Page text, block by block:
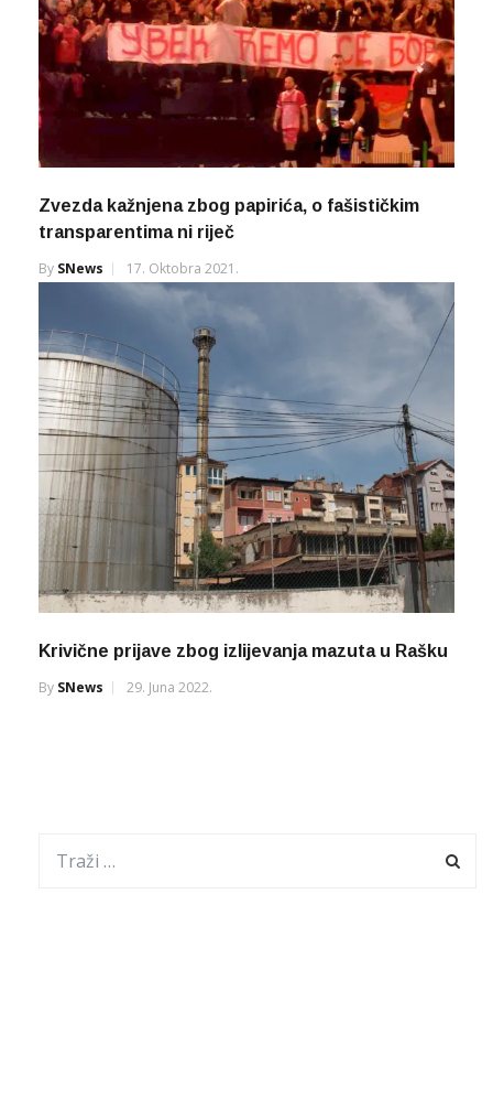
Zvezda kažnjena zbog papirića, o fašističkim
transparentima ni riječ
By SNews 17. Oktobra 2021.
Krivične prijave zbog izlijevanja mazuta u Rašku
By SNews 29. Juna 2022.